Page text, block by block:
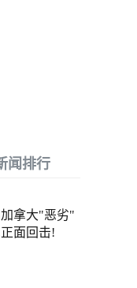
闻排行
拿大"恶劣"
面回击!